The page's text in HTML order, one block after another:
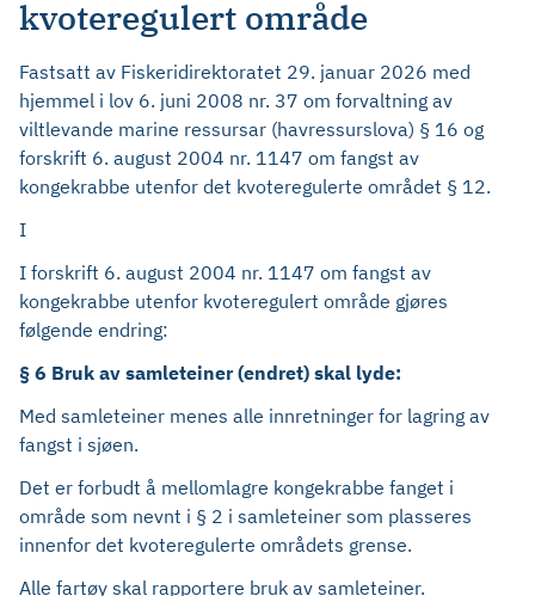
kvoteregulert område
Fastsatt av Fiskeridirektoratet 29. januar 2026 med
hjemmel i lov 6. juni 2008 nr. 37 om forvaltning av
viltlevande marine ressursar (havressurslova) § 16 og
forskrift 6. august 2004 nr. 1147 om fangst av
kongekrabbe utenfor det kvoteregulerte området § 12.
I
I forskrift 6. august 2004 nr. 1147 om fangst av
kongekrabbe utenfor kvoteregulert område gjøres
følgende endring:
§ 6 Bruk av samleteiner (endret) skal lyde:
Med samleteiner menes alle innretninger for lagring av
fangst i sjøen.
Det er forbudt å mellomlagre kongekrabbe fanget i
område som nevnt i § 2 i samleteiner som plasseres
innenfor det kvoteregulerte områdets grense.
Alle fartøy skal rapportere bruk av samleteiner.